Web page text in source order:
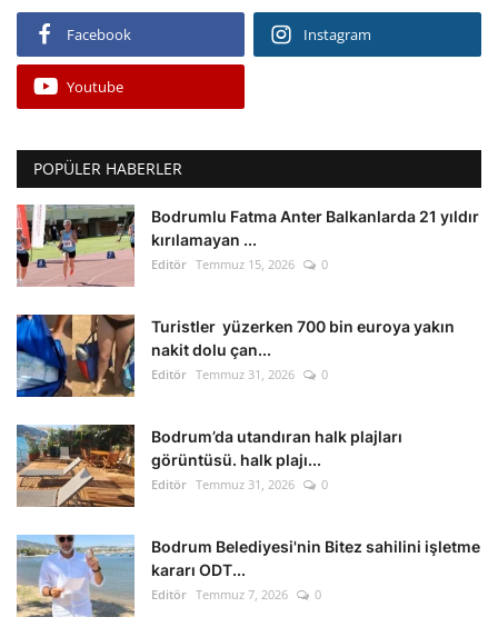
Facebook Instagram
Youtube
POPÜLER HABERLER
Bodrumlu Fatma Anter Balkanlarda 21 yıldır
kırılamayan ...
Editör Temmuz 15, 2026 0
Turistler yüzerken 700 bin euroya yakın
nakit dolu çan...
Editör Temmuz 31, 2026 0
Bodrum’da utandıran halk plajları
görüntüsü. halk plajı...
Editör Temmuz 31, 2026 0
Bodrum Belediyesi'nin Bitez sahilini işletme
kararı ODT...
Editör Temmuz 7, 2026 0